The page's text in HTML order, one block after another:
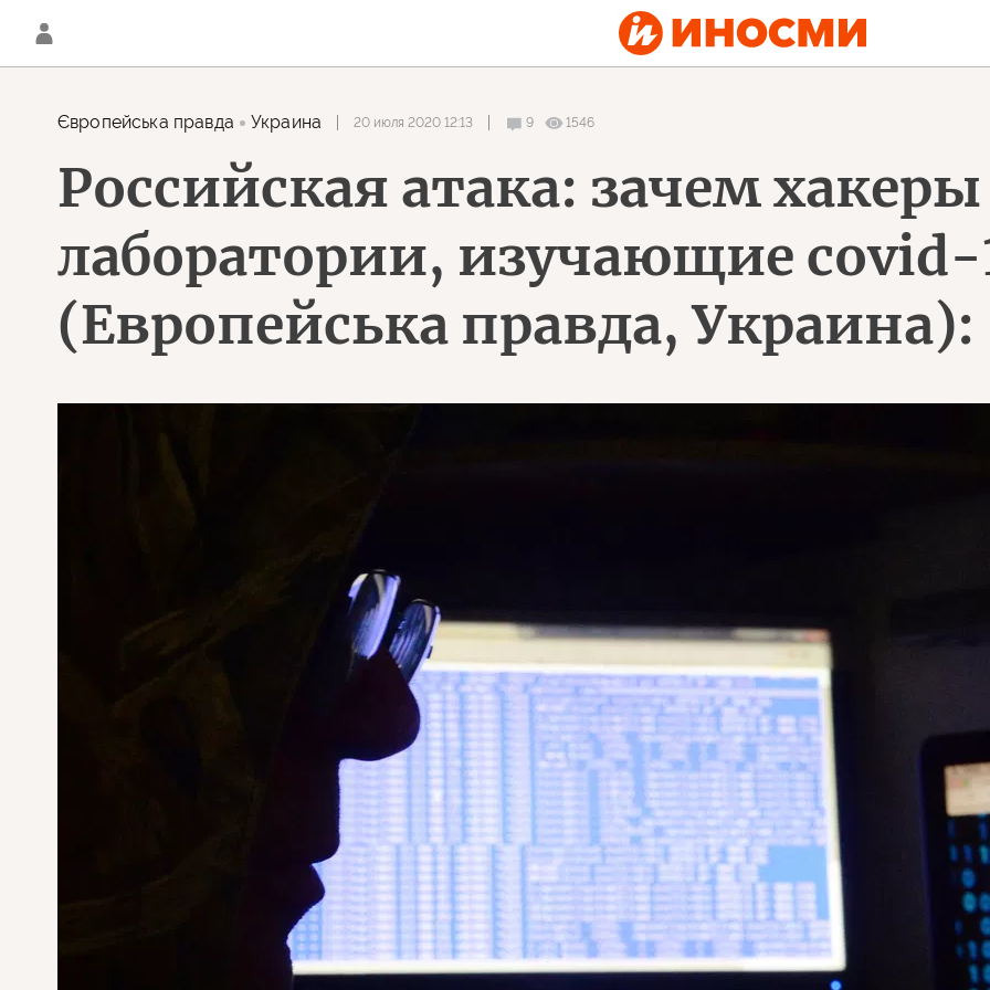
Європейська правда Украина 20 июля 2020 12:13 9 1546
Российская атака: зачем
лаборатории, изучающие covid-
(Европейська правда, Украина):